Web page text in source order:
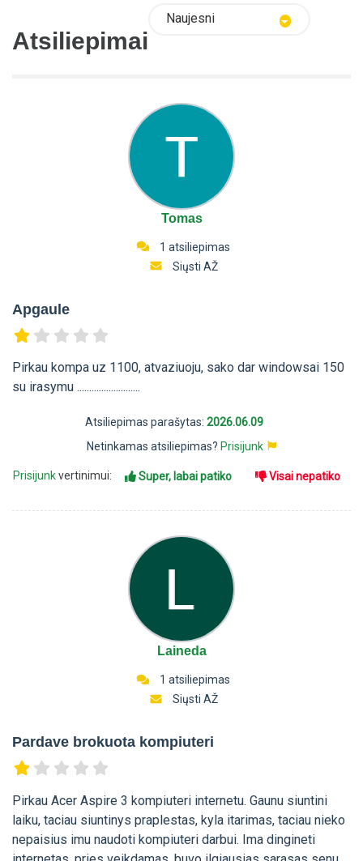
Atsiliepimai
Naujesni
Tomas
1 atsiliepimas
Siųsti AŽ
Apgaule
Pirkau kompa uz 1100, atvaziuoju, sako dar windowsai 150
su irasymu ..........................
Atsiliepimas parašytas: 2026.06.09
Netinkamas atsiliepimas? Prisijunk
Prisijunkvertinimui: Super, labai patiko Visai nepatiko
Laineda
1 atsiliepimas
Siųsti AŽ
Pardave brokuota kompiuteri
Pirkau Acer Aspire 3 kompiuteri internetu. Gaunu siuntini
laiku, taciau siuntinys praplestas, kyla itarimas, taciau nieko
nepaisius imu naudoti kompiuteri darbui. Ima dingineti